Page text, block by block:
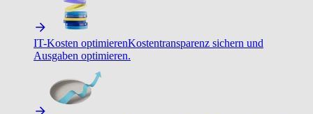
IT-Kosten optimierenKostentransparenz sichern und
Ausgaben optimieren.